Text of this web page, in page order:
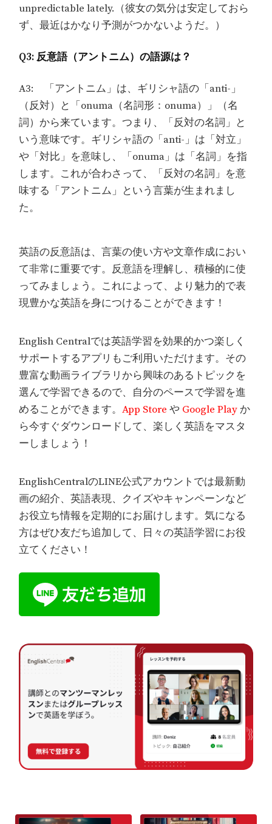
unpredictable lately.（彼女の気分は安定しておら
ず、最近はかなり予測がつかないようだ。）
Q3: 反意語（アントニム）の語源は？
A3: 「アントニム」は、ギリシャ語の「anti-」
（反対）と「onuma（名詞形：onuma）」（名
詞）から来ています。つまり、「反対の名詞」と
いう意味です。ギリシャ語の「anti-」は「対立」
や「対比」を意味し、「onuma」は「名詞」を指
します。これが合わさって、「反対の名詞」を意
味する「アントニム」という言葉が生まれまし
た。
英語の反意語は、言葉の使い方や文章作成におい
て非常に重要です。反意語を理解し、積極的に使
ってみましょう。これによって、より魅力的で表
現豊かな英語を身につけることができます！
English Centralでは英語学習を効果的かつ楽しく
サポートするアプリもご利用いただけます。その
豊富な動画ライブラリから興味のあるトピックを
選んで学習できるので、自分のペースで学習を進
めることができます。App Store や Google Playか
ら今すぐダウンロードして、楽しく英語をマスタ
ーしましょう！
EnglishCentralのLINE公式アカウントでは最新動
画の紹介、英語表現、クイズやキャンペーンなど
お役立ち情報を定期的にお届けします。気になる
方はぜひ友だち追加して、日々の英語学習にお役
立てください！